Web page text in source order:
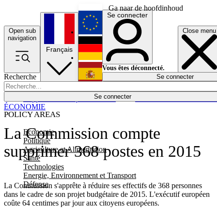
Ga naar de hoofdinhoud
Open sub
navigation
Close menu
Recherche
Se connecter
POLICY AREAS
Economie
Politique
Agriculture et Alimentation
Santé
Technologies
Energie, Environnement et Transport
Défense
Économie
Français
English
Deutsch
Español
Se connecter
Vous êtes déconnecté.
Se connecter
La Commission compte
supprimer 368 postes en 2015
La Commission s'apprête à réduire ses effectifs de 368 personnes
dans le cadre de son projet budgétaire de 2015. L'exécutif européen
coûte 64 centimes par jour aux citoyens européens.
ÉCONOMIE